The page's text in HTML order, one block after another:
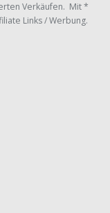
Verkäufen. Mit *
Links / Werbung.